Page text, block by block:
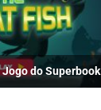
do Superbook